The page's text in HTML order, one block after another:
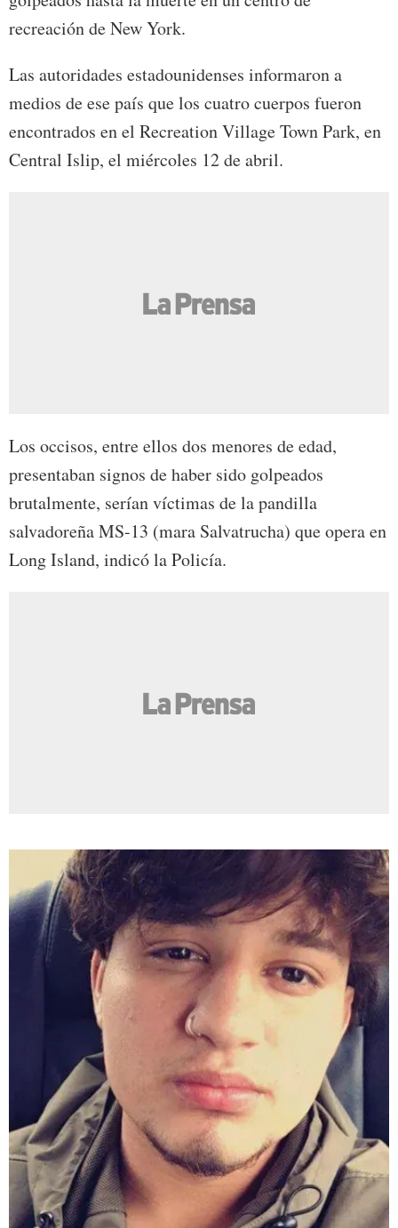
recreación de New York.
Las autoridades estadounidenses informaron a
medios de ese país que los cuatro cuerpos fueron
encontrados en el Recreation Village Town Park, en
Central Islip, el miércoles 12 de abril.
Los occisos, entre ellos dos menores de edad,
presentaban signos de haber sido golpeados
brutalmente, serían víctimas de la pandilla
salvadoreña MS-13 (mara Salvatrucha) que opera en
Long Island, indicó la Policía.